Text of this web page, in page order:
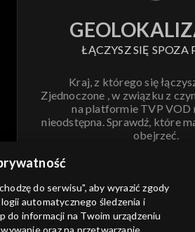
ŁĄCZYSZ SIĘ SPOZA
Kraj, z którego się
Zjednoczone , w związku z
na platformie TVP VOD
nieodstępna. Sprawdź, które
obejrzeć.
ANULUJ
usług
do serwisu", aby wyrazić zgody
automatycznego śledzenia i
do informacji na Twoim urządzeniu
oraz na przetwarzanie